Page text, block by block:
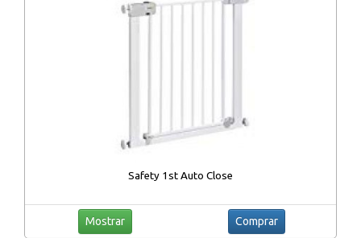
Safety 1st Auto Close
Mostrar Comprar